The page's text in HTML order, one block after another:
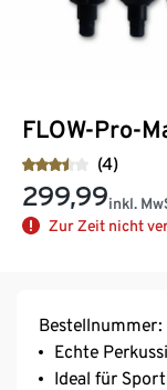
FLOW-Pro-
(4)
299,99inkl.
Zur Zeit nicht
Bestellnummer:
Echte
Ideal für